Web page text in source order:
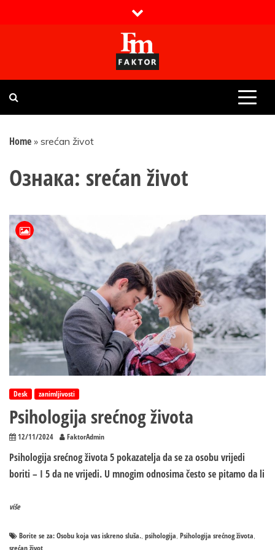
Faktor magazin
Uvijek presudan
Home » srećan život
Ознака: srećan život
Desk zanimljivosti
Psihologija srećnog života
12/11/2024 FaktorAdmin
Psihologija srećnog života 5 pokazatelja da se za osobu vrijedi
boriti – I 5 da ne vrijedi. U mnogim odnosima često se pitamo da li
više
Borite se za: Osobu koja vas iskreno sluša., psihologija, Psihologija srećnog života,